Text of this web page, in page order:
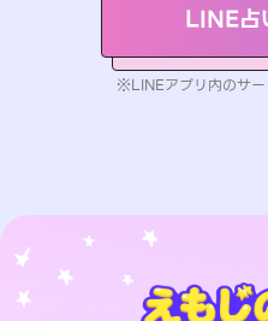
LINE占
※LINEアプリ内のサー